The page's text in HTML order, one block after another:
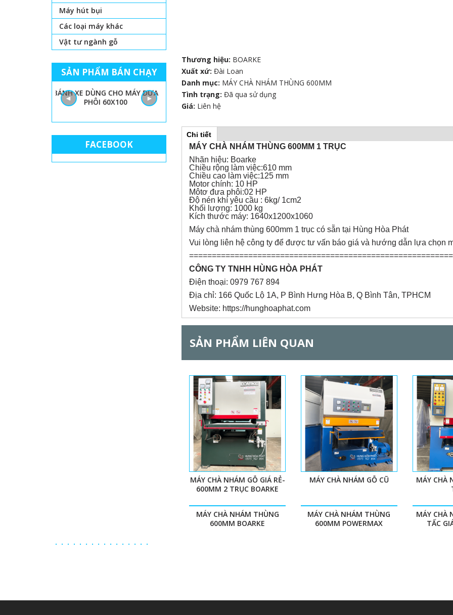
Thương hiệu: BOARKE
Xuất xứ:Đài Loan
Danh mục: MÁY CHÀ NHÁM THÙNG 600MM
Tình trạng:Đã qua sử dụng
Giá: Liên hệ
H
o
o
n
a
l
G
Chi tiết(
t
a
b
h
o
ạ
t
đ
ộ
n
)
MÁY CHÀ NHÁM THÙNG 600MM 1 TRỤC
Nhãn hiệu: Boarke
Chiều rộng làm việc:610 mm
Chiều cao làm việc:125 mm
Motor chính: 10 HP
Môtơ đưa phôi:02 HP
Độ nén khí yêu cầu : 6kg/ 1cm2
Khối lượng: 1000 kg
Kích thước máy: 1640x1200x1060
Máy chà nhám thùng 600mm 1 trục có sẵn tại Hùng Hòa Phát
Vui lòng liên hệ công ty để được tư vấn báo giá và hướng dẫn lựa chọn
CÔNG TY TNHH HÙNG HÒA PHÁT
Điện thoại: 0979 767 894
Địa chỉ: 166 Quốc Lộ 1A, P Bình Hưng Hòa B, Q Bình Tân, TPHCM
Website: https://hunghoaphat.com
SẢN PHẨM LIÊN QUAN
MÁY CHÀ NHÁM GỖ GIÁ RẺ-
600MM 2 TRỤC BOARKE
MÁY CHÀ NHÁM GỖ CŨ
MÁY CHÀ
MÁY CHÀ NHÁM THÙNG
600MM BOARKE
MÁY CHÀ NHÁM THÙNG
600MM POWERMAX
MÁY CHÀ
TẤC
Máy hút bụi
Các loại máy khác
Vật tư ngành gỗ
SẢN PHẨM BÁN CHẠY
BÁNH XE DÙNG CHO MÁY ĐƯA
PHÔI 60X100
GIẤY NHÁM MÁY CHÀ NHÁM
THÙNG
◄ ►
FACEBOOK